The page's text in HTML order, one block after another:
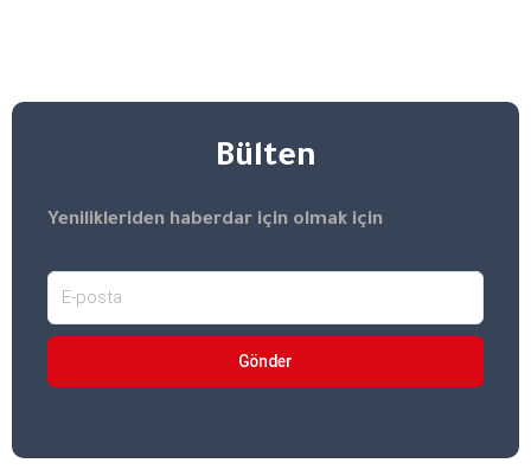
Bülten​
Yenilikleriden haberdar için olmak için
Gönder